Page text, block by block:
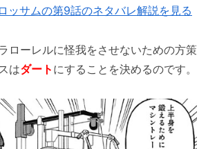
ッサムの第9話のネタバレ解説を見る
ローレルに怪我をさせないための方策
はダート にすることを決めるのです。